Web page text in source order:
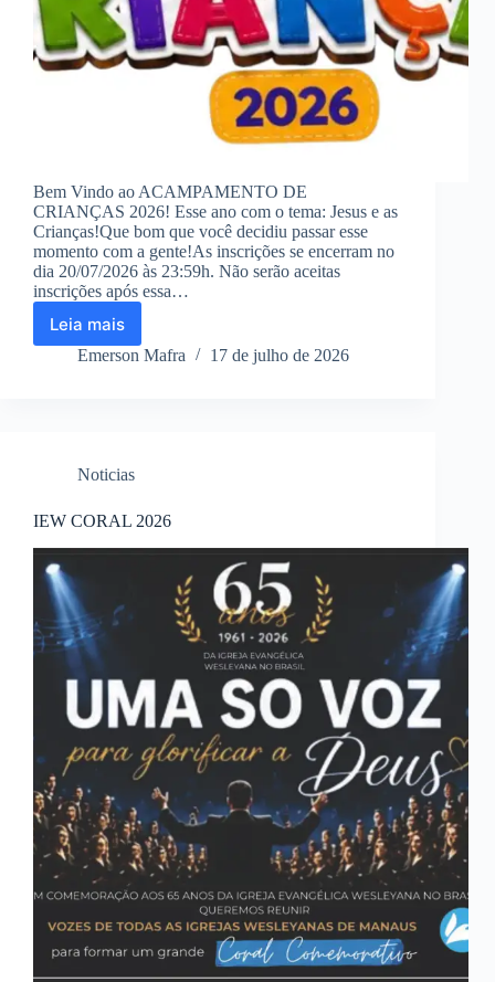
Bem Vindo ao ACAMPAMENTO DE
CRIANÇAS 2026! Esse ano com o tema: Jesus e as
Crianças!Que bom que você decidiu passar esse
momento com a gente!As inscrições se encerram no
dia 20/07/2026 às 23:59h. Não serão aceitas
inscrições após essa…
Leia mais
AM-
ACAMPAMENTO
Emerson Mafra 17 de julho de 2026
Noticias
IEW CORAL 2026